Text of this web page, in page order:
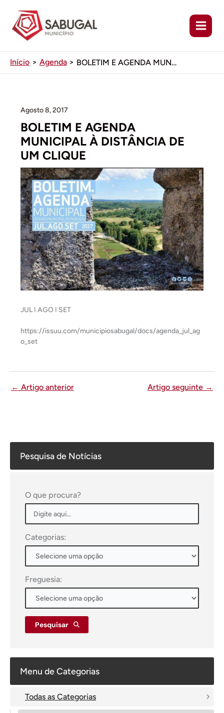
conteúdo
Início Agenda BOLETIM E AGENDA MUNICIPAL À DISTÂNCIA DE UM CLIQUE
Pesquisa de Notícias
O que procura?
Categorias:
Freguesia:
Pesquisar
Menu de Categorias
Todas as Categorias
Agosto 8, 2017
BOLETIM E AGENDA
MUNICIPAL À DISTÂNCIA DE
UM CLIQUE
JUL ǀ AGO ǀ SET
https://issuu.com/municipiosabugal/docs/agenda_jul_ag
o_set
← Artigo anterior Artigo seguinte →